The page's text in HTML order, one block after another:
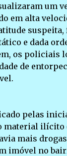
um
em alta
e dada
os policiais
de
pelas
material ilícito
mais drogas
imóvel no